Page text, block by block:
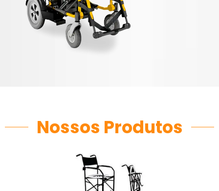
Nossos Produtos